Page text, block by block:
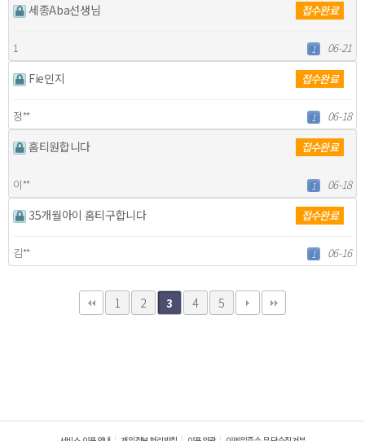
세종Aba선생님 접수완료
1 1 06-21
Fie인지 접수완료
정** 1 06-18
홈티원합니다 접수완료
이** 1 06-18
35개월아이 홈티구합니다 접수완료
김** 1 06-16
1 2 3 4 5